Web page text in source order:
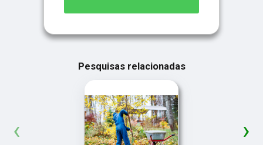
Pesquisas relacionadas
‹ ›